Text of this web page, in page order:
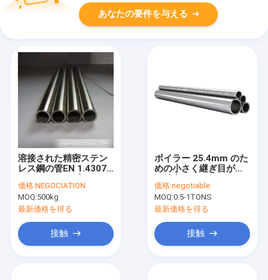
あなたの要件を与える
溶接された精密ステン
レス鋼の管EN 1.4307
304L/UNS S30403 10
X 1.5MM
価格:NEGOCIATION
MOQ:500kg
最新価格を得る
接触
ボイラー 25.4mm のた
めの小さく継ぎ目が無
管
価格:negotiable
MOQ:0.5-1TONS
最新価格を得る
接触